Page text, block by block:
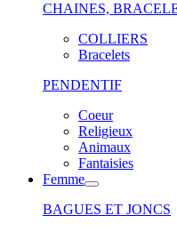
CHAINES,
COLLIERS
Bracelets
PENDENTIF
Coeur
Religieux
Animaux
Fantaisies
Femme
BAGUES ET JONCS